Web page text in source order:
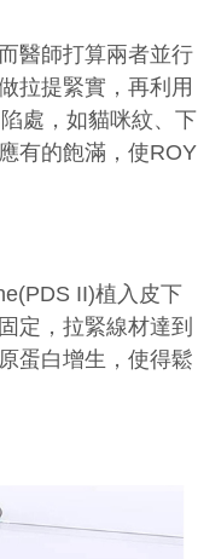
醫師打算兩者並行
拉提緊實，再利用
處，如貓咪紋、下
有的飽滿，使ROY
II)植入皮下
定，拉緊線材達到
蛋白增生，使得鬆